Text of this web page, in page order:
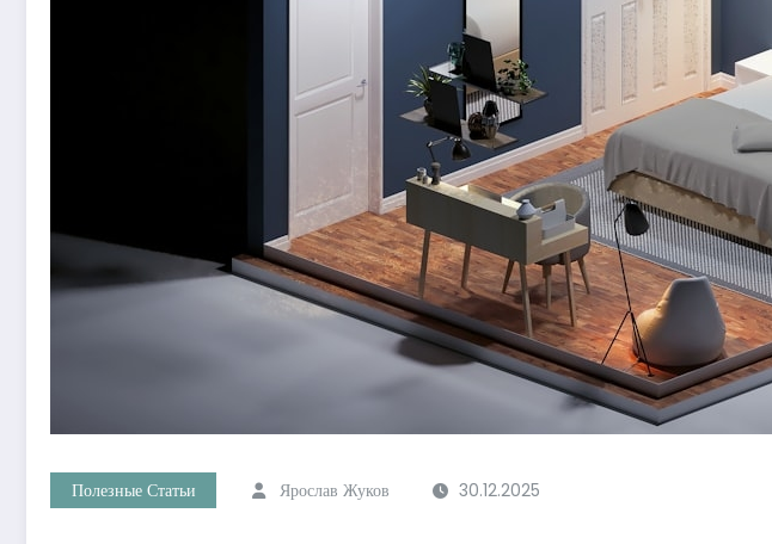
Полезные Статьи Ярослав Жуков 30.12.2025